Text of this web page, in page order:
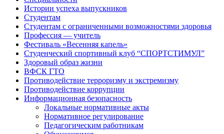
Истории успеха выпускников
Студентам
Студентам с ограниченными возможностями здоровья
Профессия — учитель
Фестиваль «Весенняя капель»
Студенческий спортивный клуб “СПОРТСТИМУЛ”
Здоровый образ жизни
ВФСК ГТО
Противодействие терроризму и экстремизму
Противодействие коррупции
Информационная безопасность
Локальные нормативные акты
Нормативное регулирование
Педагогическим работникам